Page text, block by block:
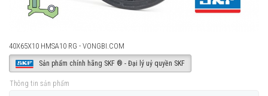
40X65X10 HMSA10 RG - VONGBI.COM
Sản phẩm chính hãng SKF ® - Đại lý uỷ quyền SKF
Thông tin sản phẩm